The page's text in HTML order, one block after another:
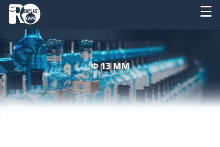
☰
RO
EN
DESPRE
NOI
PRODUSE
SERVICII
Φ 13 MM